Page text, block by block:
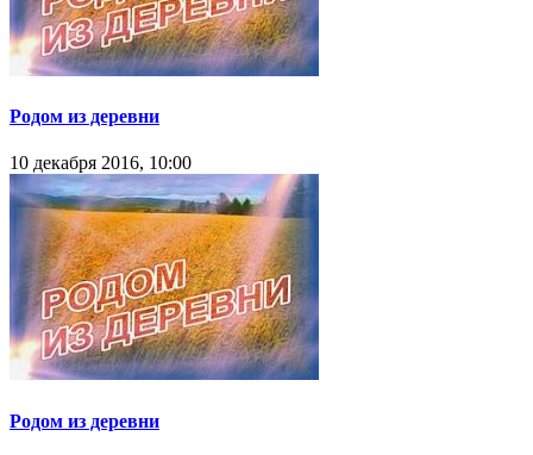
Родом из деревни
10 декабря 2016, 10:00
Родом из деревни